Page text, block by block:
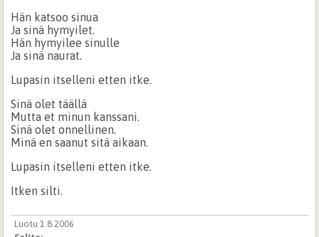
Hän katsoo sinua
Ja sinä hymyilet.
Hän hymyilee sinulle
Ja sinä naurat.
Lupasin itselleni etten itke.
Sinä olet täällä
Mutta et minun kanssani.
Sinä olet onnellinen.
Minä en saanut sitä aikaan.
Lupasin itselleni etten itke.
Itken silti.
Luotu 1.8.2006